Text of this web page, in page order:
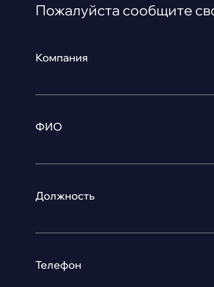
Пожалуйста сообщите
Компания
ФИО
Должность
Телефон